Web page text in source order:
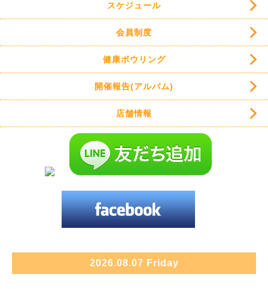
スケジュール
会員制度
健康ボウリング
開催報告(アルバム)
店舗情報
2026.08.07 Friday